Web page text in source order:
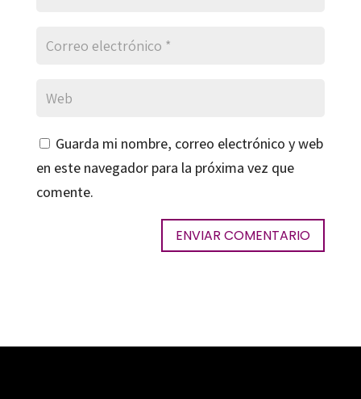
Guarda mi nombre, correo electrónico y web
en este navegador para la próxima vez que
comente.